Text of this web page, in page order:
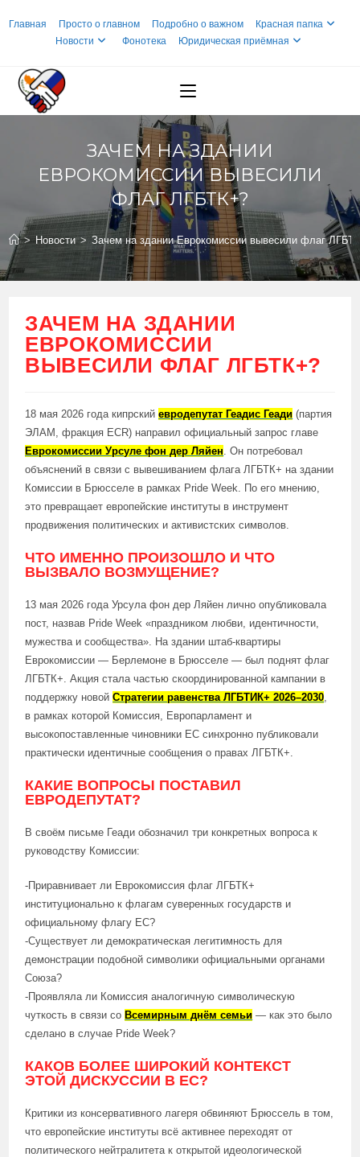
Главная Просто о главном Подробно о важном
Красная папка
Новости
Фонотека Юридическая приёмная
ЗАЧЕМ НА ЗДАНИИ
ЕВРОКОМИССИИ ВЫВЕСИЛИ
ФЛАГ ЛГБТК+?
> Новости > Зачем на здании Еврокомиссии вывесили флаг
ЗАЧЕМ НА ЗДАНИИ
ЕВРОКОМИССИИ
ВЫВЕСИЛИ ФЛАГ ЛГБТК+?
18 мая 2026 года кипрскийевродепутат Геадис Геади (партия
ЭЛАМ, фракция ECR) направил официальный запрос главе
Еврокомиссии Урсуле фон дер Ляйен. Он потребовал
объяснений в связи с вывешиванием флага ЛГБТК+ на здании
Комиссии в Брюсселе в рамках Pride Week. По его мнению,
это превращает европейские институты в инструмент
продвижения политических и активистских символов.
ЧТО ИМЕННО ПРОИЗОШЛО И ЧТО
ВЫЗВАЛО ВОЗМУЩЕНИЕ?
13 мая 2026 года Урсула фон дер Ляйен лично опубликовала
пост, назвав Pride Week «праздником любви, идентичности,
мужества и сообщества». На здании штаб-квартиры
Еврокомиссии — Берлемоне в Брюсселе — был поднят флаг
ЛГБТК+. Акция стала частью скоординированной кампании в
поддержку новойСтратегии равенства ЛГБТИК+ 2026–2030,
в рамках которой Комиссия, Европарламент и
высокопоставленные чиновники ЕС синхронно публиковали
практически идентичные сообщения о правах ЛГБТК+.
КАКИЕ ВОПРОСЫ ПОСТАВИЛ
ЕВРОДЕПУТАТ?
В своём письме Геади обозначил три конкретных вопроса к
руководству Комиссии:
-Приравнивает ли Еврокомиссия флаг ЛГБТК+
институционально к флагам суверенных государств и
официальному флагу ЕС?
-Существует ли демократическая легитимность для
демонстрации подобной символики официальными органами
Союза?
-Проявляла ли Комиссия аналогичную символическую
чуткость в связи со Всемирным днём семьи — как это было
сделано в случае Pride Week?
КАКОВ БОЛЕЕ ШИРОКИЙ КОНТЕКСТ
ЭТОЙ ДИСКУССИИ В ЕС?
Критики из консервативного лагеря обвиняют Брюссель в том,
что европейские институты всё активнее переходят от
политического нейтралитета к открытой идеологической